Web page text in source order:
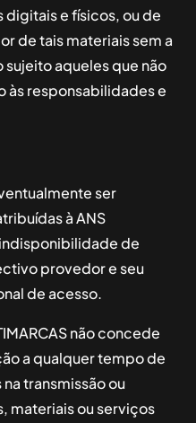
e físicos, ou de
de tais materiais sem a
aqueles que não
às responsabilidades e
ser
àANS
de
provedor e seu
de acesso.
não concede
a qualquer tempo de
transmissão ou
materiais ou serviços